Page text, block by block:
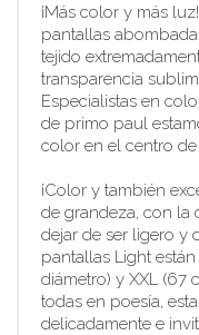
¡Más color y más
pantallas
tejido
transparencia
Especialistas en
de primo paul
color en el centro
¡Color y también
de grandeza, con la
dejar de ser ligero y
pantallas Light
diámetro) y XXL (67
todas en poesía,
delicadamente e